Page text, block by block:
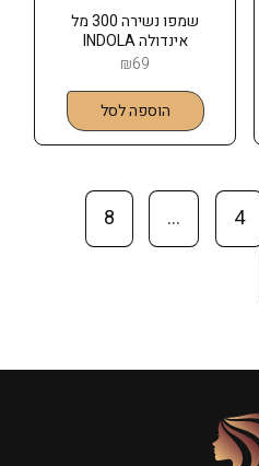
שמפו נשירה 300 מל
אינדולה INDOLA
₪69
הוספה לסל
4
…
8